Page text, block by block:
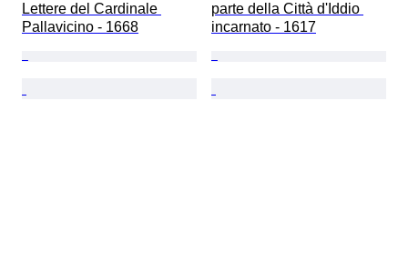
Lettere del Cardinale
Pallavicino - 1668
parte della Città d'Iddio
incarnato - 1617